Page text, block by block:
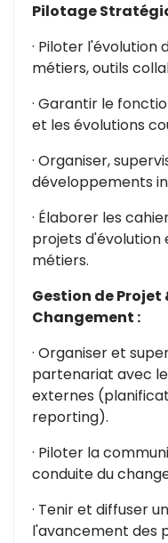
Pilotage
· Piloter l'évolution
métiers, outils
· Garantir le
et les évolutions
· Organiser,
développements
· Élaborer les
projets d'évolution
métiers.
Gestion de
Changement :
· Organiser et
partenariat avec
externes
reporting).
· Piloter la
conduite du
· Tenir et diffuser
l'avancement des